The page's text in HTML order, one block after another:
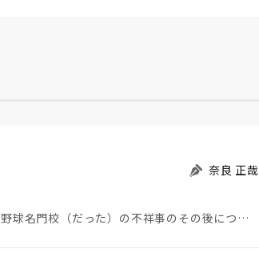
奈良 正哉
夏の甲子園が始まった。その裏側で、広陵やPLなど野球名門校（だった）の不祥事のその後について、「熱…